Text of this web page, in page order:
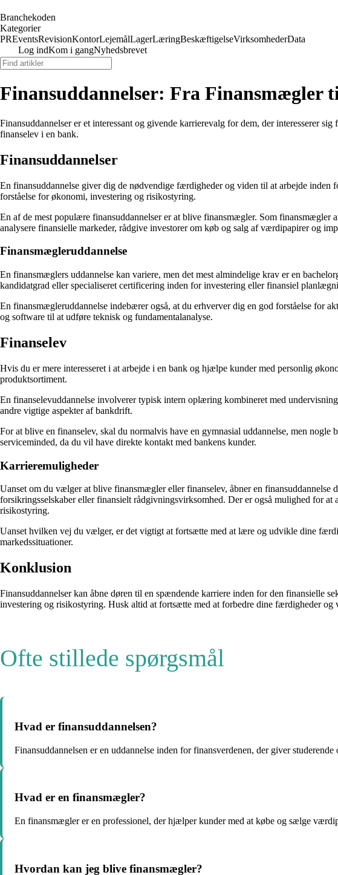
Branchekoden
Kategorier
PREventsRevisionKontorLejemålLagerLæringBeskæftigelseVirksomhederData
Log indKom i gangNyhedsbrevet
Finansuddannelser: Fra Finansmægler
Finansuddannelser er et interessant og givende karrierevalg for dem, der interesserer
finanselev i en bank.
Finansuddannelser
En finansuddannelse giver dig de nødvendige færdigheder og viden til at arbejde
forståelse for økonomi, investering og risikostyring.
En af de mest populære finansuddannelser er at blive finansmægler. Som
analysere finansielle markeder, rådgive investorer om køb og salg af værdipapirer og
Finansmægleruddannelse
En finansmæglers uddannelse kan variere, men det mest almindelige krav er en
kandidatgrad eller specialiseret certificering inden for investering eller finansiel
En finansmægleruddannelse indebærer også, at du erhverver dig en god forståelse for
og software til at udføre teknisk og fundamentalanalyse.
Finanselev
Hvis du er mere interesseret i at arbejde i en bank og hjælpe kunder med personlig
produktsortiment.
En finanselevuddannelse involverer typisk intern oplæring kombineret med
andre vigtige aspekter af bankdrift.
For at blive en finanselev, skal du normalvis have en gymnasial uddannelse, men
serviceminded, da du vil have direkte kontakt med bankens kunder.
Karrieremuligheder
Uanset om du vælger at blive finansmægler eller finanselev, åbner en
forsikringsselskaber eller finansielt rådgivningsvirksomhed. Der er også mulighed for
risikostyring.
Uanset hvilken vej du vælger, er det vigtigt at fortsætte med at lære og udvikle dine
markedssituationer.
Konklusion
Finansuddannelser kan åbne døren til en spændende karriere inden for den finansielle
investering og risikostyring. Husk altid at fortsætte med at forbedre dine færdigheder
Ofte stillede spørgsmål
Hvad er finansuddannelsen?
Finansuddannelsen er en uddannelse inden for finansverdenen, der giver
Hvad er en finansmægler?
En finansmægler er en professionel, der hjælper kunder med at købe og sælge
Hvordan kan jeg blive finansmægler?